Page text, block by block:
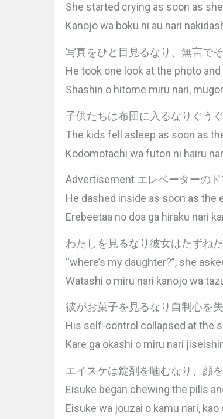
She started crying as soon as
Kanojo wa boku ni au nari
写真をひと目見るなり、無言で
He took one look at the photo
Shashin o hitome miru nari,
子供たちは布団に入るなりぐう
The kids fell asleep as soon as
Kodomotachi wa futon ni hairu
Advertisement エレベーターの
He dashed inside as soon as the
Erebeetaa no doa ga hiraku nari
わたしを見るなり彼女はたずね
“where’s my daughter?”, she
Watashi o miru nari kanojo wa
彼がお菓子を見るなり自制心を失
His self-control collapsed at the
Kare ga okashi o miru nari
エイスケは錠剤を噛むなり、顔を
Eisuke began chewing the pills
Eisuke wa jouzai o kamu nari, kao